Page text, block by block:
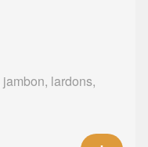
lardons,